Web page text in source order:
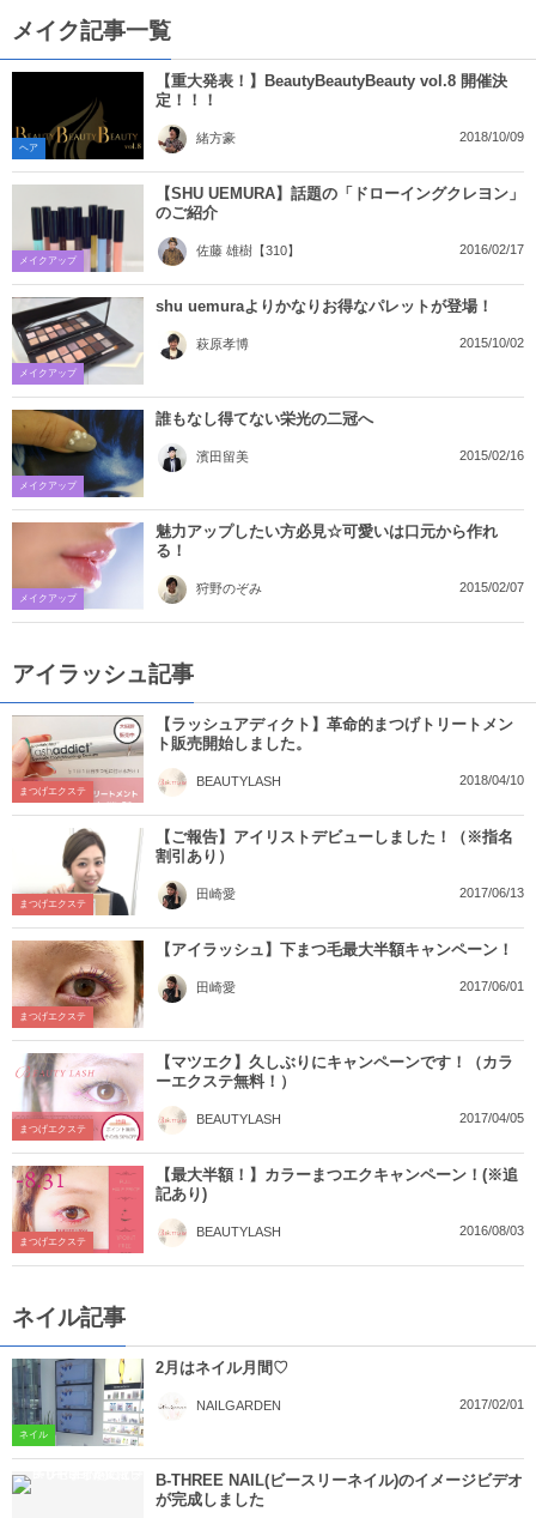
メイク記事一覧
ヘア
【重大発表！】BeautyBeautyBeauty vol.8 開催決
定！！！
緒方豪 2018/10/09
メイクアップ
【SHU UEMURA】話題の「ドローイングクレヨン」
のご紹介
佐藤 雄樹【310】 2016/02/17
メイクアップ
shu uemuraよりかなりお得なパレットが登場！
萩原孝博 2015/10/02
メイクアップ
誰もなし得てない栄光の二冠へ
濱田留美 2015/02/16
メイクアップ
魅力アップしたい方必見☆可愛いは口元から作れ
る！
狩野のぞみ 2015/02/07
アイラッシュ記事
まつげエクステ
【ラッシュアディクト】革命的まつげトリートメン
ト販売開始しました。
BEAUTYLASH 2018/04/10
まつげエクステ
【ご報告】アイリストデビューしました！（※指名
割引あり）
田崎愛 2017/06/13
まつげエクステ
【アイラッシュ】下まつ毛最大半額キャンペーン！
田崎愛 2017/06/01
まつげエクステ
【マツエク】久しぶりにキャンペーンです！（カラ
ーエクステ無料！）
BEAUTYLASH 2017/04/05
まつげエクステ
【最大半額！】カラーまつエクキャンペーン！(※追
記あり)
BEAUTYLASH 2016/08/03
ネイル記事
ネイル
2月はネイル月間♡
NAILGARDEN 2017/02/01
B-THREE NAIL(ビースリーネイル)のイメージビデオ
が完成しました